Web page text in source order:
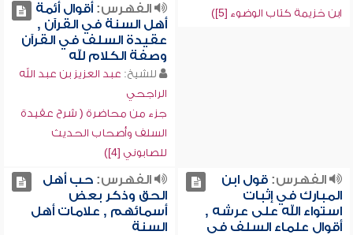
ابن خزيمة كتاب الوضوء [5])
الفهرس:أقوال أئمة
أهل السنة في القرآن ,
عقيدة السلف في القرآن
وصفة الكلام لله
للشيخ: عبد العزيز بن عبد الله
الراجحي
جزء من محاضرة ( شرح عقيدة
السلف وأصحاب الحديث
للصابوني [4])
الفهرس:قول ابن
المبارك في إثبات
استواء الله على عرشه ,
أقوال علماء السلف في
الفهرس:حب أهل
الحق وذكر بعض
أسمائهم , علامات أهل
السنة